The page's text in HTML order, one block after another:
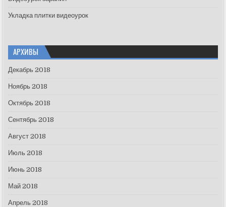
Укладка плитки видеоурок
АРХИВЫ
Декабрь 2018
Ноябрь 2018
Октябрь 2018
Сентябрь 2018
Август 2018
Июль 2018
Июнь 2018
Май 2018
Апрель 2018